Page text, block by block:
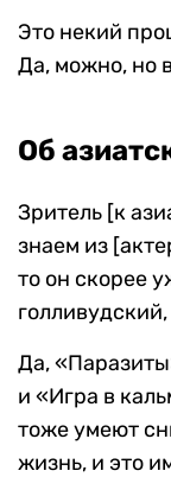
Это некий
Да, можно, но
Об
Зритель [к
знаем из
то он скорее
Да,
и «Игра в
тоже умеют
жизнь, и это